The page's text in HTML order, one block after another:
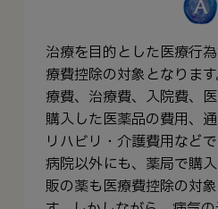
治療を目的とした医療行
療費控除の対象となりま
療費、治療費、入院費、
購入した医薬品の費用、通
リハビリ・介護費用などで
病院以外にも、薬局で購
販の薬も医療費控除の対